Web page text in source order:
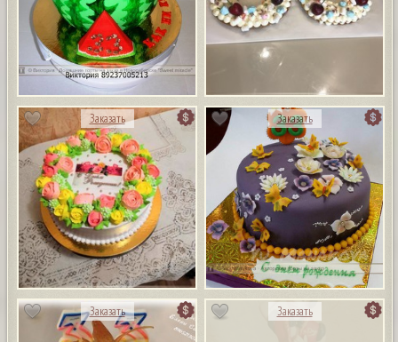
Заказать Заказать
Заказать Заказать